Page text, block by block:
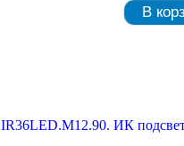
В
IR36LED.M12.90. ИК